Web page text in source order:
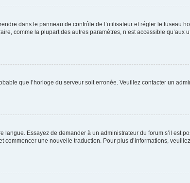
dans le panneau de contrôle de l’utilisateur et régler le fuseau
comme la plupart des autres paramètres, n’est accessible qu’aux
que l’horloge du serveur soit erronée. Veuillez contacter un
Essayez de demander à un administrateur du forum s’il est
une nouvelle traduction. Pour plus d’informations,